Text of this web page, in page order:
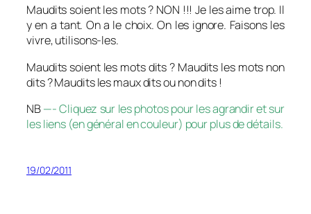
Maudits soient les mots ? NON !!! Je les aime trop. Il
y en a tant. On a le choix. On les ignore. Faisons les
vivre, utilisons-les.
Maudits soient les mots dits ? Maudits les mots non
dits ? Maudits les maux dits ou non dits !
NB—- Cliquez sur les photos pour les agrandir et sur
les liens (en général en couleur) pour plus de détails.
19/02/2011